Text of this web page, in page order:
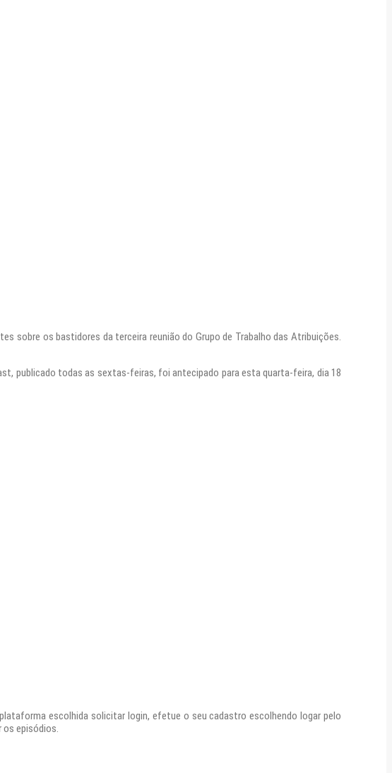
sobre os bastidores da terceira reunião do Grupo de Trabalho das Atribuições.
publicado todas as sextas-feiras, foi antecipado para esta quarta-feira, dia 18
escolhida solicitar login, efetue o seu cadastro escolhendo logar pelo
os episódios.